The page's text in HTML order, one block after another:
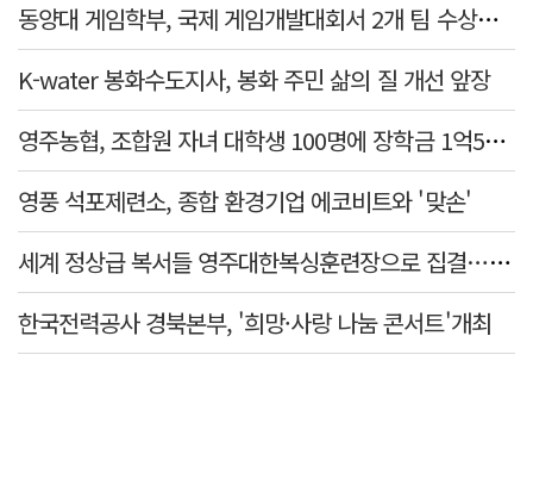
동양대 게임학부, 국제 게임개발대회서 2개 팀 수상…글로벌 경쟁력 입증
K-water 봉화수도지사, 봉화 주민 삶의 질 개선 앞장
영주농협, 조합원 자녀 대학생 100명에 장학금 1억5천만원 전달
영풍 석포제련소, 종합 환경기업 에코비트와 '맞손'
세계 정상급 복서들 영주대한복싱훈련장으로 집결…국제 복싱 전지훈련 메카로 도약
한국전력공사 경북본부, '희망·사랑 나눔 콘서트'개최